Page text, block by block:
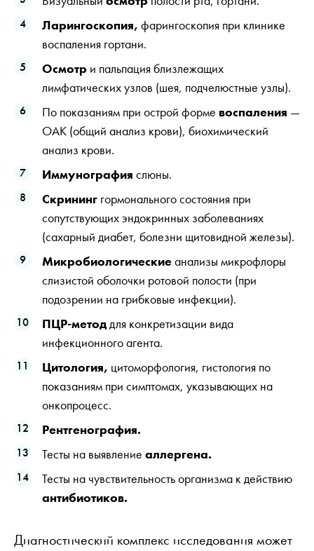
Ларингоскопия, фарингоскопия при клинике
воспаления гортани.
Осмотр и пальпация близлежащих
лимфатических узлов (шея, подчелюстные узлы).
По показаниям при острой форме воспаления —
ОАК (общий анализ крови), биохимический
анализ крови.
Иммунография слюны.
Скрининг гормонального состояния при
сопутствующих эндокринных заболеваниях
(сахарный диабет, болезни щитовидной железы).
Микробиологическиеанализы микрофлоры
слизистой оболочки ротовой полости (при
подозрении на грибковые инфекции).
ПЦР-методдля конкретизации вида
инфекционного агента.
Цитология, цитоморфология, гистология по
показаниям при симптомах, указывающих на
онкопроцесс.
Рентгенография.
Тесты на выявление аллергена.
Тесты на чувствительность организма к действию
антибиотиков.
Диагностический комплекс исследования может